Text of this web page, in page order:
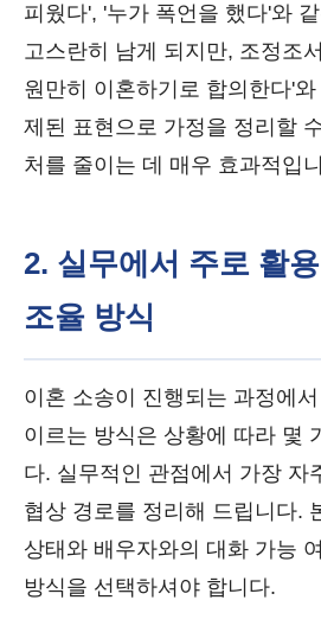
피웠다', '누가 폭언을 했다'와
고스란히 남게 되지만, 조정조
원만히 이혼하기로 합의한다'
제된 표현으로 가정을 정리할
처를 줄이는 데 매우 효과적입
2. 실무에서 주로 활
조율 방식
이혼 소송이 진행되는 과정에
이르는 방식은 상황에 따라 몇
다. 실무적인 관점에서 가장 자
협상 경로를 정리해 드립니다.
상태와 배우자와의 대화 가능
방식을 선택하셔야 합니다.